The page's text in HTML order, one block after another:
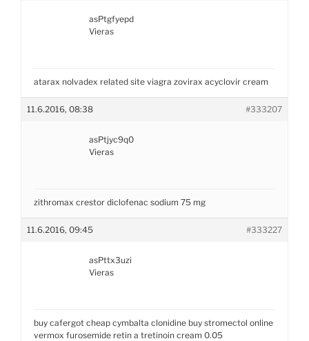
asPtgfyepd
Vieras
atarax nolvadex related site viagra zovirax acyclovir cream
11.6.2016, 08:38 #333207
asPtjyc9q0
Vieras
zithromax crestor diclofenac sodium 75 mg
11.6.2016, 09:45 #333227
asPttx3uzi
Vieras
buy cafergot cheap cymbalta clonidine buy stromectol online
vermox furosemide retin a tretinoin cream 0.05